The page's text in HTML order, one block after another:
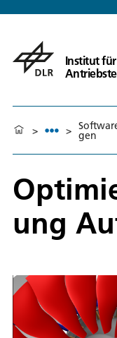
Institut für
> > gen
ung